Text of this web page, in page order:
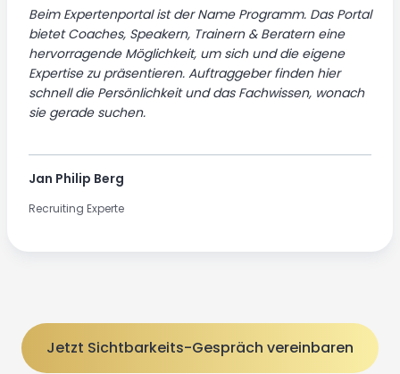
Beim Expertenportal ist der Name Programm. Das Portal
bietet Coaches, Speakern, Trainern & Beratern eine
hervorragende Möglichkeit, um sich und die eigene
Expertise zu präsentieren. Auftraggeber finden hier
schnell die Persönlichkeit und das Fachwissen, wonach
sie gerade suchen.
Jan Philip Berg
Recruiting Experte
Jetzt Sichtbarkeits-Gespräch vereinbaren